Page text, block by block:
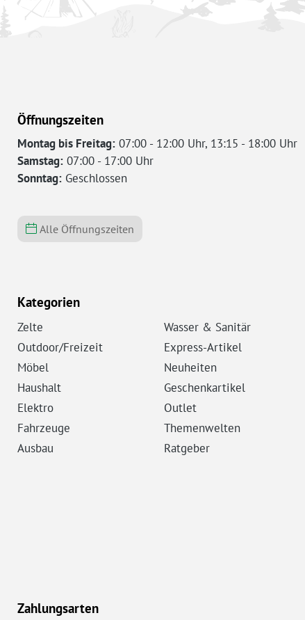
Öffnungszeiten
Montag bis Freitag: 07:00 - 12:00 Uhr, 13:15 - 18:00 Uhr
Samstag: 07:00 - 17:00 Uhr
Sonntag: Geschlossen
Alle Öffnungszeiten
Kategorien
Zelte
Outdoor/Freizeit
Möbel
Haushalt
Elektro
Fahrzeuge
Ausbau
Wasser & Sanitär
Express-Artikel
Neuheiten
Geschenkartikel
Outlet
Themenwelten
Ratgeber
Zahlungsarten